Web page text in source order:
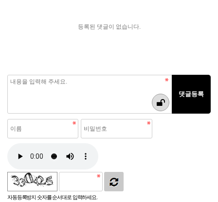
등록된 댓글이 없습니다.
자동등록방지 숫자를 순서대로 입력하세요.